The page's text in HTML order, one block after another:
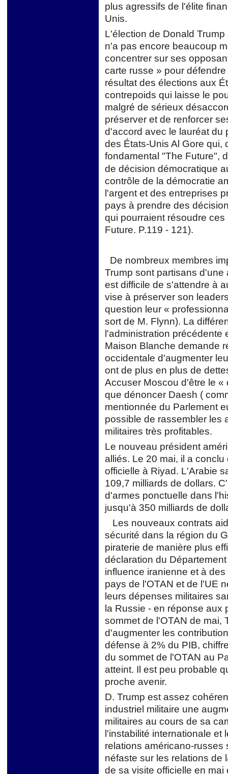
plus agressifs de l'élite
Unis.
L'élection de Donald
n'a pas encore beaucoup
concentrer sur ses
carte russe » pour
résultat des élections aux
contrepoids qui laisse le
malgré de sérieux
préserver et de renforcer
d'accord avec le lauréat du
des États-Unis Al Gore
fondamental "The Future",
de décision démocratique
contrôle de la démocratie
l'argent et des entreprises
pays à prendre des
qui pourraient résoudre
Future. P.119 - 121).
De nombreux membres
Trump sont partisans
est difficile de s'attendre à
vise à préserver son
question leur «
sort de M. Flynn). La
l'administration précédente
Maison Blanche demande
occidentale d'augmenter
ont de plus en plus de
Accuser Moscou d'être le «
que dénoncer Daesh (
mentionnée du Parlement
possible de rassembler les
militaires très profitables.
Le nouveau président
alliés. Le 20 mai, il a
officielle à Riyad. L'Arabie
109,7 milliards de dollars.
d'armes ponctuelle dans
jusqu'à 350 milliards de
Les nouveaux contrats
sécurité dans la région du
piraterie de manière plus
déclaration du
influence iranienne et à
pays de l'OTAN et de l'UE
leurs dépenses militaires
la Russie - en réponse aux
sommet de l'OTAN de mai,
d'augmenter les
défense à 2% du PIB,
du sommet de l'OTAN au
atteint. Il est peu probable
proche avenir.
D. Trump est assez
industriel militaire une
militaires au cours de sa
l'instabilité internationale et
relations américano-russes
néfaste sur les relations de
de sa visite officielle en